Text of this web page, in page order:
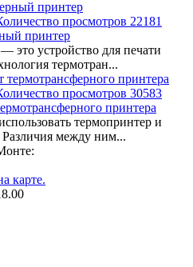
22181
принтер
это устройство для печати
термотран...
30583
принтера
термопринтер и
между ним...
карте.